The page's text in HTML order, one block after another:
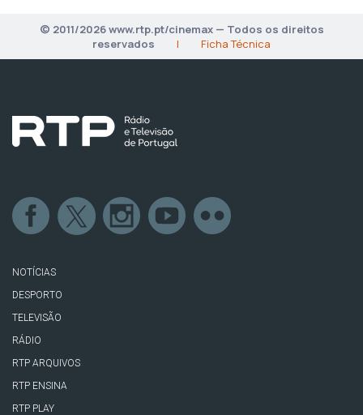
© 2011/2026 www.rtp.pt/cinemax — Todos os direitos
reservados
| Ficha Técnica
NOTÍCIAS
DESPORTO
TELEVISÃO
RÁDIO
RTP ARQUIVOS
RTP ENSINA
RTP PLAY